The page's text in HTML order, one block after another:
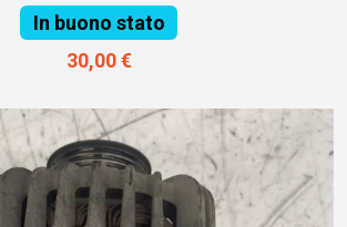
In buono stato
30,00 €